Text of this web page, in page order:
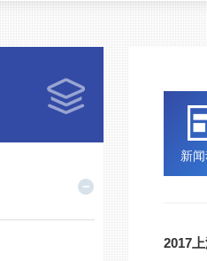
新
2017